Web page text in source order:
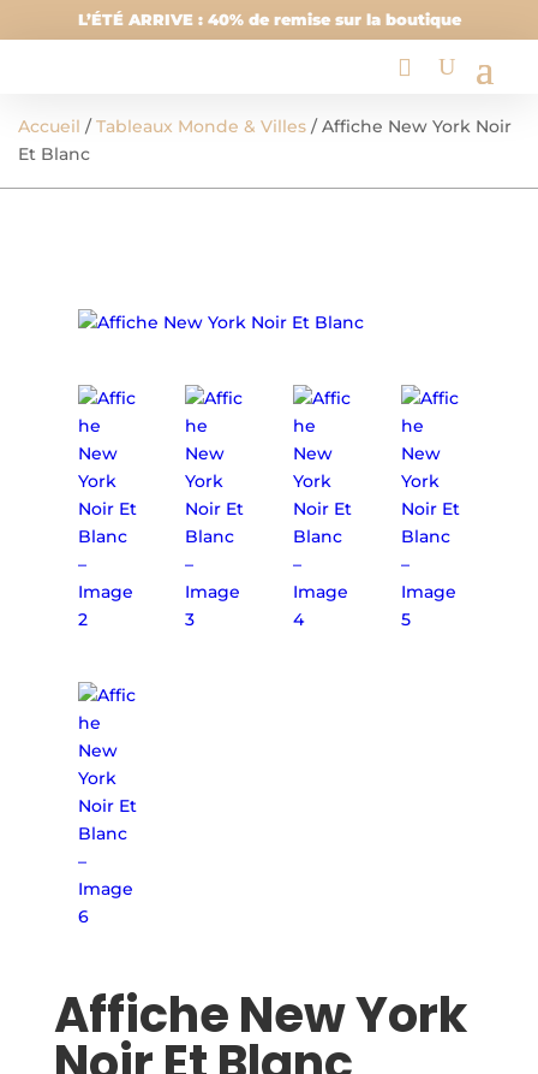
L’ÉTÉ ARRIVE : 40% de remise sur la boutique
Accueil /Tableaux Monde & Villes / Affiche New York Noir
Et Blanc
Affiche New York